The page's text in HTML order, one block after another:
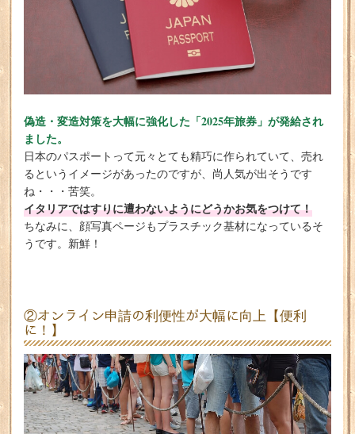
偽造・変造対策を大幅に強化した「2025年旅券」が発給され
ました。
日本のパスポートって元々とても精巧に作られていて、売れ
るというイメージがあったのですが、尚人気が出そうです
ね・・・苦笑。
イタリアではすりに遭わないようにどうかお気をつけて！
ちなみに、顔写真ページもプラスチック基材になっているそ
うです。新鮮！
②オンライン申請の利便性が大幅に向上【便利
に！】